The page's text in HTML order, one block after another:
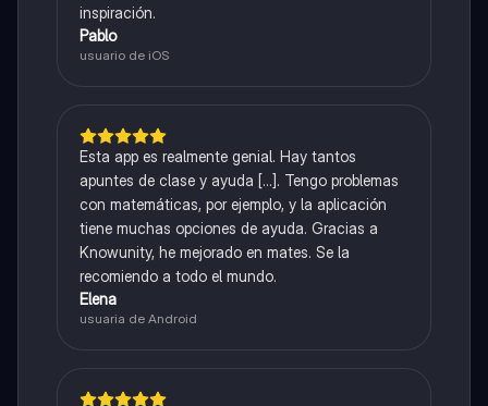
inspiración.
Pablo
usuario de iOS
Esta app es realmente genial. Hay tantos
apuntes de clase y ayuda [...]. Tengo problemas
con matemáticas, por ejemplo, y la aplicación
tiene muchas opciones de ayuda. Gracias a
Knowunity, he mejorado en mates. Se la
recomiendo a todo el mundo.
Elena
usuaria de Android